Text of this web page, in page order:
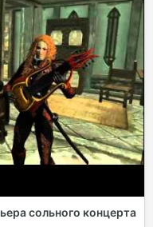
сольного концерта